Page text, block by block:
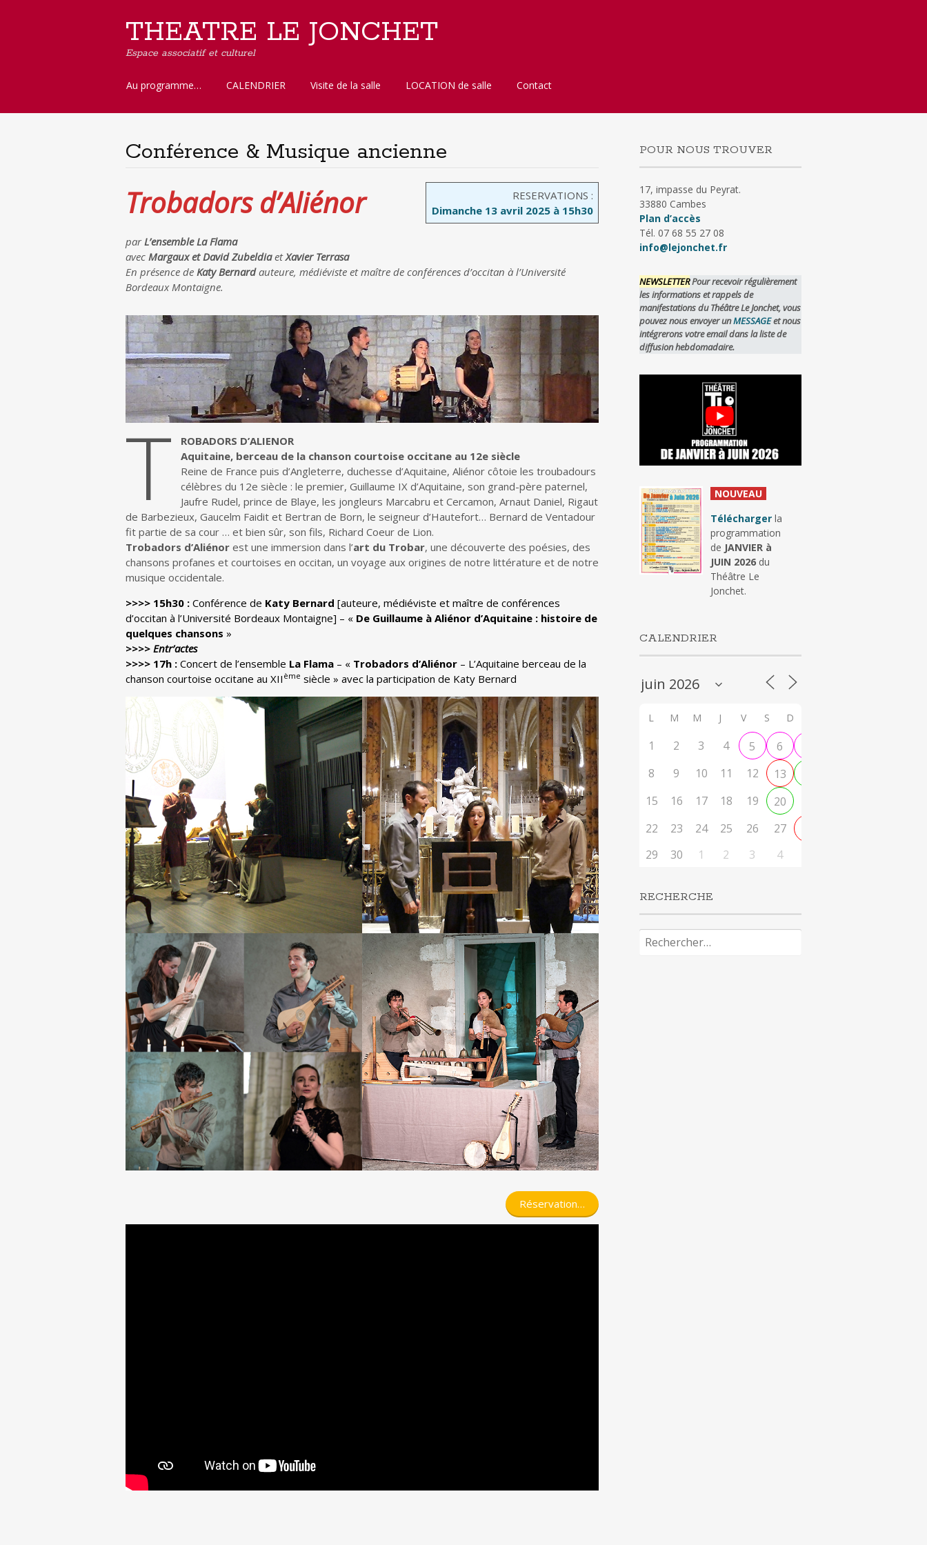
THEATRE LE JONCHET
Espace associatif et culturel
Aller
contenu
Au programme… CALENDRIER Visite de la salle LOCATION de salle Contact
Conférence & Musique ancienne
RESERVATIONS :
Dimanche 13 avril 2025 à 15h30
Trobadors d’Aliénor
parL’ensemble La Flama
avec Margaux et David ZubeldiaetXavier Terrasa
En présence de Katy Bernardauteure, médiéviste et maître de conférences d’occitan à l’Université
Bordeaux Montaigne.
T
ROBADORS D’ALIENOR
Aquitaine, berceau de la chanson courtoise occitane au 12e siècle
Reine de France puis d’Angleterre, duchesse d’Aquitaine, Aliénor côtoie les troubadours
célèbres du 12e siècle : le premier, Guillaume IX d’Aquitaine, son grand-père paternel,
Jaufre Rudel, prince de Blaye, les jongleurs Marcabru et Cercamon, Arnaut Daniel, Rigaut
de Barbezieux, Gaucelm Faidit et Bertran de Born, le seigneur d’Hautefort… Bernard de Ventadour
fit partie de sa cour … et bien sûr, son fils, Richard Coeur de Lion.
Trobadors d’Aliénor est une immersion dans l’art du Trobar, une découverte des poésies, des
chansons profanes et courtoises en occitan, un voyage aux origines de notre littérature et de notre
musique occidentale.
>>>> 15h30 : Conférence de Katy Bernard [auteure, médiéviste et maître de conférences
d’occitan à l’Université Bordeaux Montaigne] – « De Guillaume à Aliénor d’Aquitaine : histoire de
quelques chansons »
>>>> Entr’actes
>>>> 17h : Concert de l’ensemble La Flama – « Trobadors d’Aliénor – L’Aquitaine berceau de la
chanson courtoise occitane au XII ème siècle » avec la participation de Katy Bernard
Réservation…
POUR NOUS TROUVER
17, impasse du Peyrat.
33880 Cambes
Plan d’accès
Tél. 07 68 55 27 08
info@lejonchet.fr
NEWSLETTERPour recevoir régulièrement
les informations et rappels de
manifestations du Théâtre Le Jonchet, vous
pouvez nous envoyer unMESSAGEet nous
intégrerons votre email dans la liste de
diffusion hebdomadaire.
NOUVEAU
Télécharger la
programmation
de JANVIER à
JUIN 2026 du
Théâtre Le
Jonchet.
CALENDRIER
L M M J V S D
1 2 3 4 5 6
8
9 10 11 12 13
15
16 17 18 19 20
22
23 24 25 26 27
29
30 1 2 3 4
RECHERCHE